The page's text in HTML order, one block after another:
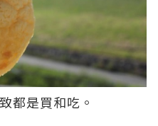
都是買和吃。